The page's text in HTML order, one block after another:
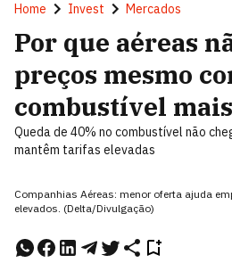
Home Invest Mercados
Por que aéreas
preços mesmo
combustível
Queda de 40% no combustível não
mantêm tarifas elevadas
Companhias Aéreas: menor oferta ajuda
elevados. (Delta/Divulgação)